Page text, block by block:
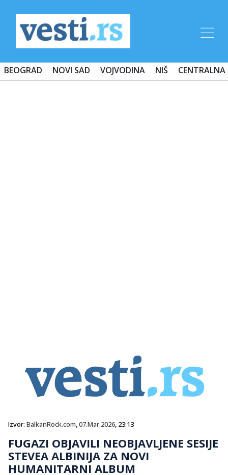
BEOGRAD NOVI SAD VOJVODINA NIŠ CENTRALNA
Izvor: BalkanRock.com,07.Mar.2026, 23:13
FUGAZI OBJAVILI NEOBJAVLJENE SESIJE
STEVEA ALBINIJA ZA NOVI
HUMANITARNI ALBUM